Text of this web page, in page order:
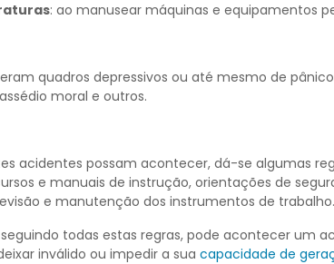
: ao manusear máquinas e equipamentos
quadros depressivos ou até mesmo de
moral e outros.
acidentes possam acontecer, dá-se algumas
e manuais de instrução, orientações de
e manutenção dos instrumentos de trabalho.
todas estas regras, pode acontecer um
inválido ou impedir a sua capacidade de